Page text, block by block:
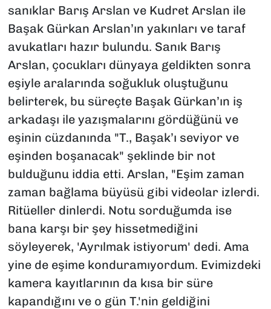
sanıklar Barış Arslan ve Kudret Arslan ile
Başak Gürkan Arslan’ın yakınları ve taraf
avukatları hazır bulundu. Sanık Barış
Arslan, çocukları dünyaya geldikten sonra
eşiyle aralarında soğukluk oluştuğunu
belirterek, bu süreçte Başak Gürkan’ın iş
arkadaşı ile yazışmalarını gördüğünü ve
eşinin cüzdanında "T., Başak’ı seviyor ve
eşinden boşanacak" şeklinde bir not
bulduğunu iddia etti. Arslan, "Eşim zaman
zaman bağlama büyüsü gibi videolar izlerdi.
Ritüeller dinlerdi. Notu sorduğumda ise
bana karşı bir şey hissetmediğini
söyleyerek, 'Ayrılmak istiyorum' dedi. Ama
yine de eşime konduramıyordum. Evimizdeki
kamera kayıtlarının da kısa bir süre
kapandığını ve o gün T.'nin geldiğini